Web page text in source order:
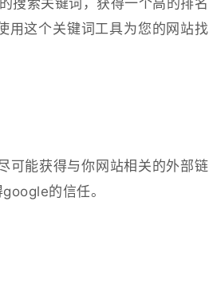
用这个关键词工具为您的网站找
可能获得与你网站相关的外部链
的信任。